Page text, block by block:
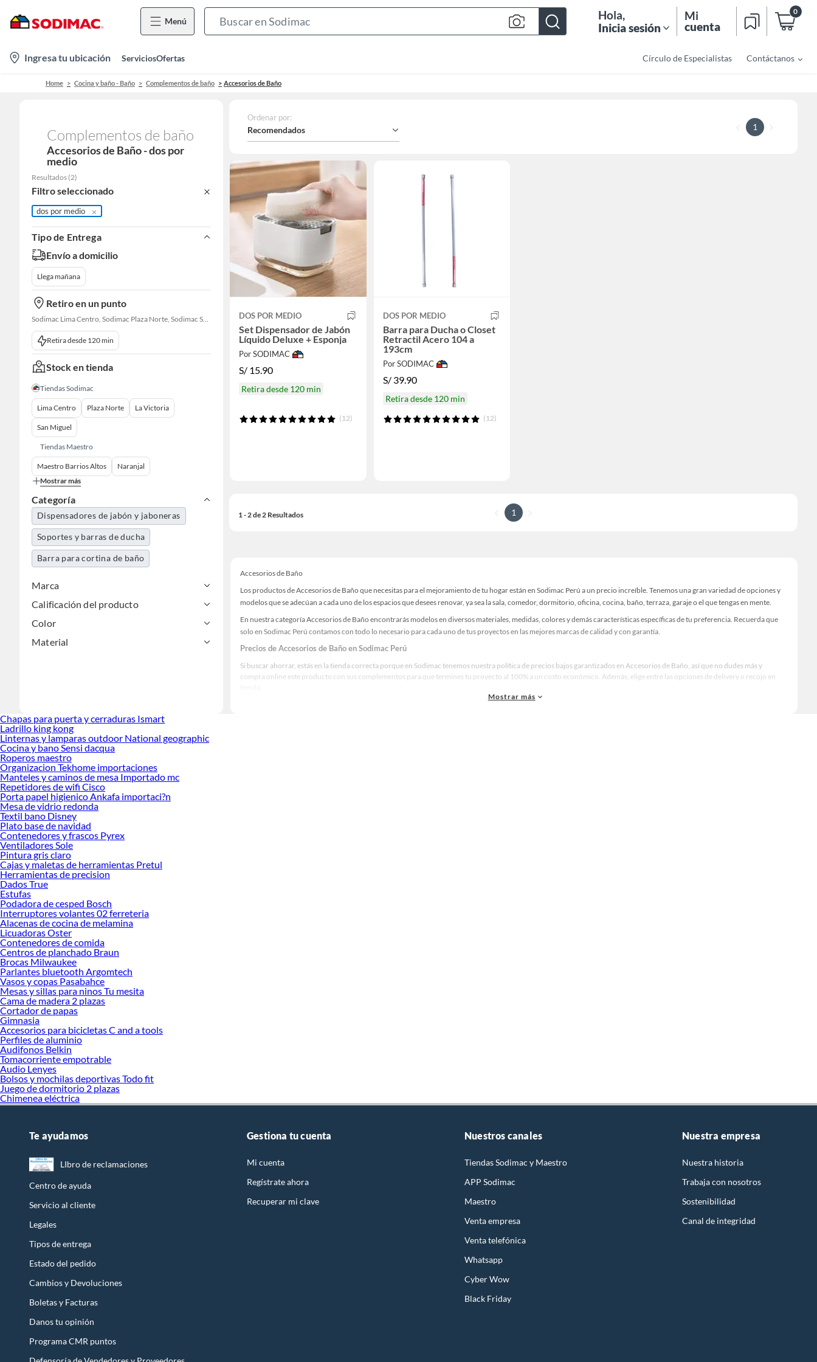
Menú
Bar
Hola,
Inicia sesión
Mi
cuenta
0
location-
icon
Ingresa tu ubicación ServiciosOfertas Círculo de Especialistas Contáctanos
Home Cocina y baño - Baño Complementos de baño Accesorios de Baño
Complementos de baño
Accesorios de Baño - dos por
medio
Resultados (2)
Filtro seleccionado
dos por medio
Tipo de Entrega
Envío a domicilio
Llega mañana
Retiro en un punto
Sodimac Lima Centro, Sodimac Plaza Norte, Sodimac San Miguel, Sodimac S. J. Lurigancho, Sodimac Primavera, Sodimac Chacarilla, Sodimac Av. La Molina, Maestro Barrios Altos, Sodimac Naranjal
Retira desde 120 min
Stock en tienda
Tiendas Sodimac
Lima Centro Plaza Norte La Victoria
San Miguel
Tiendas Maestro
Maestro Barrios Altos
Naranjal
Mostrar más
Categoría
Dispensadores de jabón y jaboneras
Soportes y barras de ducha
Barra para cortina de baño
Marca
Calificación del producto
Color
Material
Ordenar por:
Recomendados 1
DOS POR MEDIO
Set Dispensador de Jabón
Líquido Deluxe + Esponja
Por SODIMAC
S/ 15.90
Retira desde 120 min
(12)
DOS POR MEDIO
Barra para Ducha o Closet
Retractil Acero 104 a
193cm
Por SODIMAC
S/ 39.90
Retira desde 120 min
(12)
1 - 2 de 2 Resultados 1
Accesorios de Baño
Los productos de Accesorios de Baño que necesitas para el mejoramiento de tu hogar están en Sodimac Perú a un precio increíble. Tenemos una gran variedad de opciones y
modelos que se adecúan a cada uno de los espacios que desees renovar, ya sea la sala, comedor, dormitorio, oficina, cocina, baño, terraza, garaje o el que tengas en mente.
En nuestra categoría Accesorios de Baño encontrarás modelos en diversos materiales, medidas, colores y demás características específicas de tu preferencia. Recuerda que
solo en Sodimac Perú contamos con todo lo necesario para cada uno de tus proyectos en las mejores marcas de calidad y con garantía.
Precios de Accesorios de Baño en Sodimac Perú
Si buscar ahorrar, estás en la tienda correcta porque en Sodimac tenemos nuestra política de precios bajos garantizados en Accesorios de Baño, así que no dudes más y
compra online este producto con sus complementos para que termines tu proyecto al 100% a un costo económico. Además, elige entre las opciones de delivery o recojo en
Mostrar más
Chapas para puerta y cerraduras Ismart
Ladrillo king kong
Linternas y lamparas outdoor National geographic
Cocina y bano Sensi dacqua
Roperos maestro
Organizacion Tekhome importaciones
Manteles y caminos de mesa Importado mc
Repetidores de wifi Cisco
Porta papel higienico Ankafa importaci?n
Mesa de vidrio redonda
Textil bano Disney
Plato base de navidad
Contenedores y frascos Pyrex
Ventiladores Sole
Pintura gris claro
Cajas y maletas de herramientas Pretul
Herramientas de precision
Dados True
Estufas
Podadora de cesped Bosch
Interruptores volantes 02 ferreteria
Alacenas de cocina de melamina
Licuadoras Oster
Contenedores de comida
Centros de planchado Braun
Brocas Milwaukee
Parlantes bluetooth Argomtech
Vasos y copas Pasabahce
Mesas y sillas para ninos Tu mesita
Cama de madera 2 plazas
Cortador de papas
Gimnasia
Accesorios para bicicletas C and a tools
Perfiles de aluminio
Audifonos Belkin
Tomacorriente empotrable
Audio Lenyes
Bolsos y mochilas deportivas Todo fit
Juego de dormitorio 2 plazas
Chimenea eléctrica
Te ayudamos
LIbro de reclamaciones
Centro de ayuda
Servicio al cliente
Legales
Tipos de entrega
Estado del pedido
Cambios y Devoluciones
Boletas y Facturas
Danos tu opinión
Programa CMR puntos
Gestiona tu cuenta
Mi cuenta
Regístrate ahora
Recuperar mi clave
Nuestros canales
Tiendas Sodimac y Maestro
APP Sodimac
Maestro
Venta empresa
Venta telefónica
Whatsapp
Cyber Wow
Black Friday
Nuestra empresa
Nuestra historia
Trabaja con nosotros
Sostenibilidad
Canal de integridad